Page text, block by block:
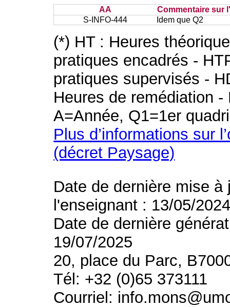
AA
Commentaire sur
S-INFO-444
Idem que Q2
(*) HT : Heures
pratiques encadrés -
pratiques supervisés -
Heures de remédiation
A=Année, Q1=1er
Plus d’informations sur
(décret Paysage)
Date de dernière mise
l'enseignant : 13/05/
Date de dernière
19/07/2025
20, place du Parc,
Tél: +32 (0)65 373111
Courriel: